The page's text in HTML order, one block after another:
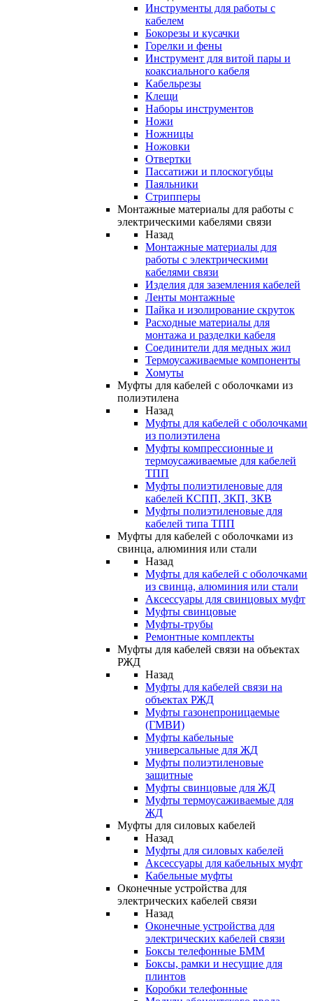
Инструменты для работы с
кабелем
Бокорезы и кусачки
Горелки и фены
Инструмент для витой пары и
коаксиального кабеля
Кабельрезы
Клещи
Наборы инструментов
Ножи
Ножницы
Ножовки
Отвертки
Пассатижи и плоскогубцы
Паяльники
Стрипперы
Монтажные материалы для работы с
электрическими кабелями связи
Назад
Монтажные материалы для
работы с электрическими
кабелями связи
Изделия для заземления кабелей
Ленты монтажные
Пайка и изолирование скруток
Расходные материалы для
монтажа и разделки кабеля
Соединители для медных жил
Термоусаживаемые компоненты
Хомуты
Муфты для кабелей с оболочками из
полиэтилена
Назад
Муфты для кабелей с оболочками
из полиэтилена
Муфты компрессионные и
термоусаживаемые для кабелей
ТПП
Муфты полиэтиленовые для
кабелей КСПП, ЗКП, ЗКВ
Муфты полиэтиленовые для
кабелей типа ТПП
Муфты для кабелей с оболочками из
свинца, алюминия или стали
Назад
Муфты для кабелей с оболочками
из свинца, алюминия или стали
Аксессуары для свинцовых муфт
Муфты свинцовые
Муфты-трубы
Ремонтные комплекты
Муфты для кабелей связи на объектах
РЖД
Назад
Муфты для кабелей связи на
объектах РЖД
Муфты газонепроницаемые
(ГМВИ)
Муфты кабельные
универсальные для ЖД
Муфты полиэтиленовые
защитные
Муфты свинцовые для ЖД
Муфты термоусаживаемые для
ЖД
Муфты для силовых кабелей
Назад
Муфты для силовых кабелей
Аксессуары для кабельных муфт
Кабельные муфты
Оконечные устройства для
электрических кабелей связи
Назад
Оконечные устройства для
электрических кабелей связи
Боксы телефонные БММ
Боксы, рамки и несущие для
плинтов
Коробки телефонные